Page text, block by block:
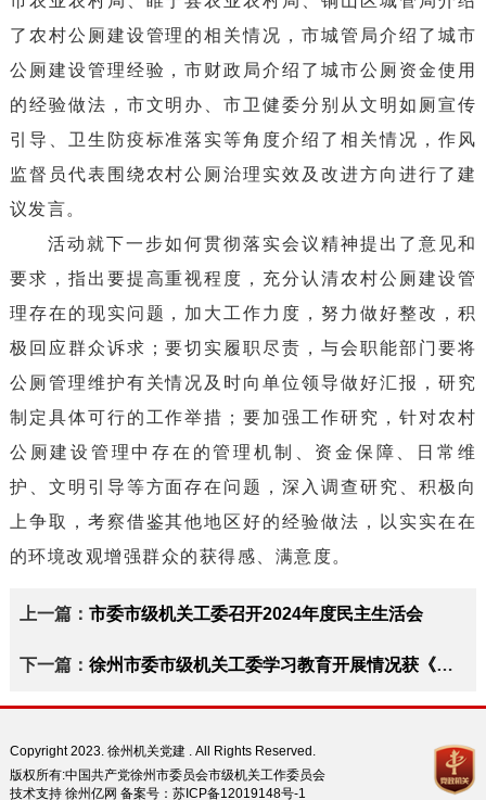
了农村公厕建设管理的相关情况，市城管局介绍了城市
公厕建设管理经验，市财政局介绍了城市公厕资金使用
的经验做法，市文明办、市卫健委分别从文明如厕宣传
引导、卫生防疫标准落实等角度介绍了相关情况，作风
监督员代表围绕农村公厕治理实效及改进方向进行了建
议发言。
活动就下一步如何贯彻落实会议精神提出了意见和
要求，指出要提高重视程度，充分认清农村公厕建设管
理存在的现实问题，加大工作力度，努力做好整改，积
极回应群众诉求；要切实履职尽责，与会职能部门要将
公厕管理维护有关情况及时向单位领导做好汇报，研究
制定具体可行的工作举措；要加强工作研究，针对农村
公厕建设管理中存在的管理机制、资金保障、日常维
护、文明引导等方面存在问题，深入调查研究、积极向
上争取，考察借鉴其他地区好的经验做法，以实实在在
的环境改观增强群众的获得感、满意度。
上一篇： 市委市级机关工委召开2024年度民主生活会
下一篇： 徐州市委市级机关工委学习教育开展情况获《新华日报》头版报道
Copyright 2023. 徐州机关党建 . All Rights Reserved.
版权所有:中国共产党徐州市委员会市级机关工作委员会
技术支持 徐州亿网 备案号： 苏ICP备12019148号-1